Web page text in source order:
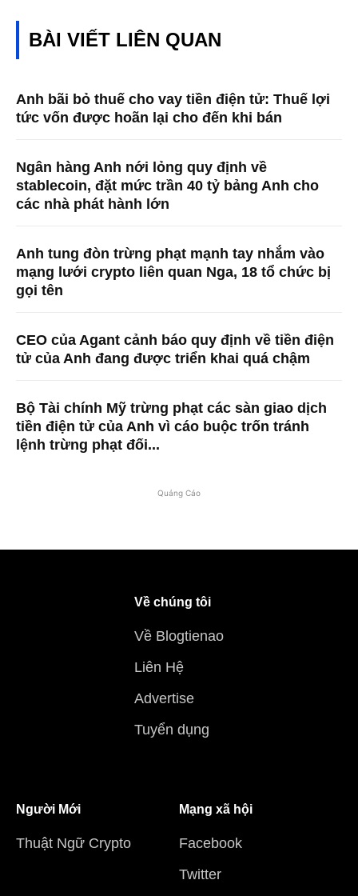
BÀI VIẾT LIÊN QUAN
Anh bãi bỏ thuế cho vay tiền điện tử: Thuế lợi
tức vốn được hoãn lại cho đến khi bán
Ngân hàng Anh nới lỏng quy định về
stablecoin, đặt mức trần 40 tỷ bảng Anh cho
các nhà phát hành lớn
Anh tung đòn trừng phạt mạnh tay nhắm vào
mạng lưới crypto liên quan Nga, 18 tổ chức bị
gọi tên
CEO của Agant cảnh báo quy định về tiền điện
tử của Anh đang được triển khai quá chậm
Bộ Tài chính Mỹ trừng phạt các sàn giao dịch
tiền điện tử của Anh vì cáo buộc trốn tránh
lệnh trừng phạt đối...
Quảng Cáo
Về chúng tôi
Về Blogtienao
Liên Hệ
Advertise
Tuyển dụng
Người Mới
Thuật Ngữ Crypto
Mạng xã hội
Facebook
Twitter